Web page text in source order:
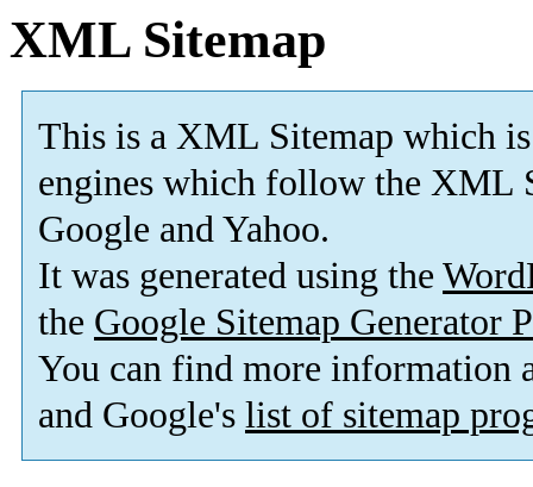
XML Sitemap
This is a XML Sitemap which is
engines which follow the XML
Google and Yahoo.
It was generated using the
the Google Sitemap Generator
You can find more information
and Google's list of sitemap